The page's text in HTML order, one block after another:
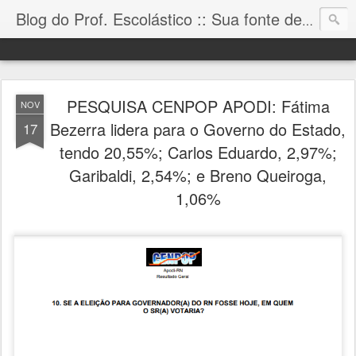
Blog do Prof. Escolástico :: Sua fonte de informação!
NOV
17
PESQUISA CENPOP APODI: Fátima
Bezerra lidera para o Governo do Estado,
tendo 20,55%; Carlos Eduardo, 2,97%;
Garibaldi, 2,54%; e Breno Queiroga,
1,06%